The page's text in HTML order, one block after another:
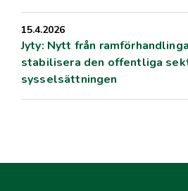
15.4.2026
Jyty: Nytt från
stabilisera den offentliga
sysselsättningen